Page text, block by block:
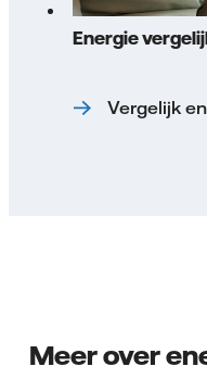
Energie
Vergelijk
Meer over